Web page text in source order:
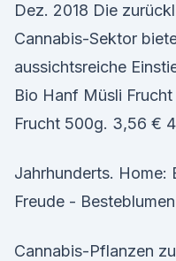
Dez. 2018 Die
Cannabis-Sektor
aussichtsreiche
Bio Hanf Müsli
Frucht 500g. 3,56 €
Jahrhunderts. Home:
Freude -
Cannabis-Pflanzen